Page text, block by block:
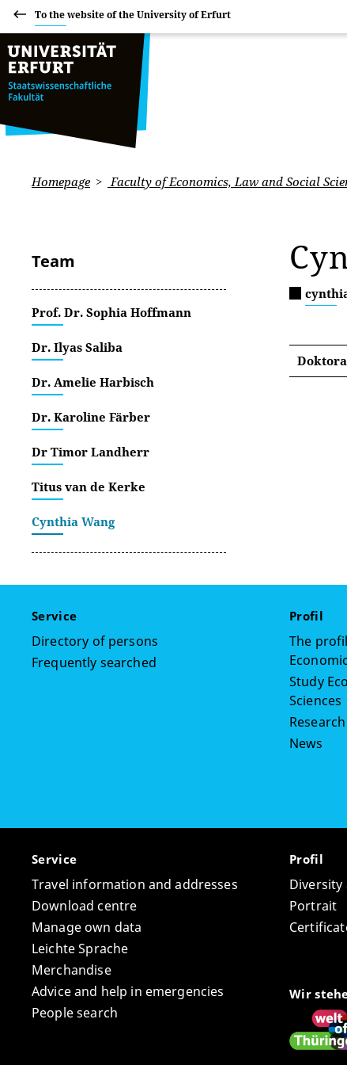
To the website of the University of Erfurt
Homepage Faculty of Economics, Law and Social
Team
Prof. Dr. Sophia Hoffmann
Dr. Ilyas Saliba
Dr. Amelie Harbisch
Dr. Karoline Färber
Dr Timor Landherr
Titus van de Kerke
Cynthia Wang
Service
Directory of persons
Frequently searched
Profil
The
Study
Sciences
Research
News
Service
Travel information and addresses
Download centre
Manage own data
Leichte Sprache
Merchandise
Advice and help in emergencies
People search
Profil
Diversity
Portrait
Wir